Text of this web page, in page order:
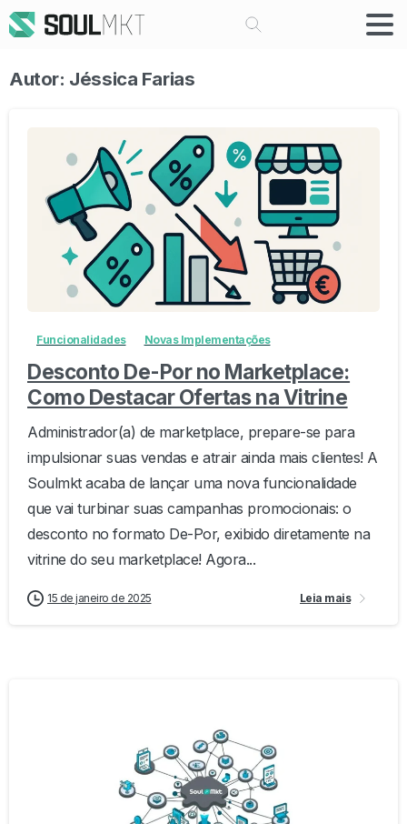
Buscar
Autor: Jéssica Farias
0
Funcionalidades Novas Implementações
Desconto De-Por no Marketplace:
Como Destacar Ofertas na Vitrine
Administrador(a) de marketplace, prepare-se para
impulsionar suas vendas e atrair ainda mais clientes! A
Soulmkt acaba de lançar uma nova funcionalidade
que vai turbinar suas campanhas promocionais: o
desconto no formato De-Por, exibido diretamente na
vitrine do seu marketplace! Agora...
15 de janeiro de 2025 Leia mais